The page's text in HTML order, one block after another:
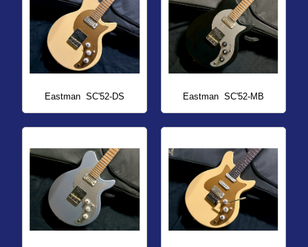
Eastman SC'52-DS Eastman SC'52-MB